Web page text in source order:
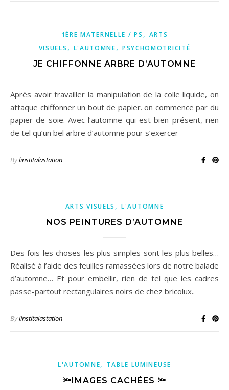
1ÈRE MATERNELLE / PS , ARTS
VISUELS , L'AUTOMNE, PSYCHOMOTRICITÉ
JE CHIFFONNE ARBRE D’AUTOMNE
Après avoir travailler la manipulation de la colle liquide, on
attaque chiffonner un bout de papier. on commence par du
papier de soie. Avec l’automne qui est bien présent, rien
de tel qu’un bel arbre d’automne pour s’exercer
Bylinstitalastation
ARTS VISUELS ,L'AUTOMNE
NOS PEINTURES D’AUTOMNE
Des fois les choses les plus simples sont les plus belles…
Réalisé à l’aide des feuilles ramassées lors de notre balade
d’automne… Et pour embellir, rien de tel que les cadres
passe-partout rectangulaires noirs de chez bricolux..
Bylinstitalastation
L'AUTOMNE, TABLE LUMINEUSE
🔦IMAGES CACHÉES 🔦